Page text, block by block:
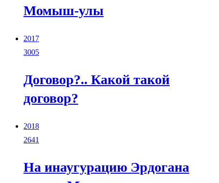
Момыш-улы
2017
3005
Договор?.. Какой такой
договор?
2018
2641
На инаугурацию Эрдогана